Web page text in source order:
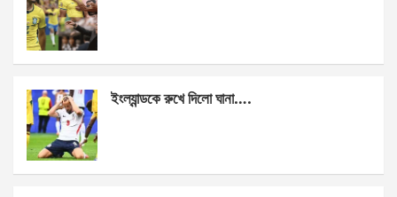
ইংল্যান্ডকে রুখে দিলো ঘানা….